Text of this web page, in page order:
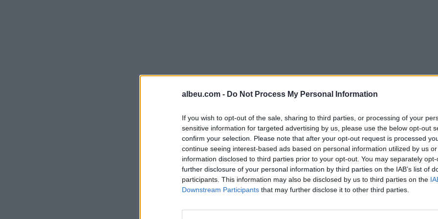
albeu.com - Do Not Process My Personal Information
If you wish to opt-out of the sale, sharing to third parties, or processing of your
sensitive information for targeted advertising by us, please use the below opt-out
confirm your selection. Please note that after your opt-out request is processed
continue seeing interest-based ads based on personal information utilized by us
information disclosed to third parties prior to your opt-out. You may separately
further disclosure of your personal information by third parties on the IAB’s list of
participants. This information may also be disclosed by us to third parties on the
Downstream Participants that may further disclose it to other third parties.